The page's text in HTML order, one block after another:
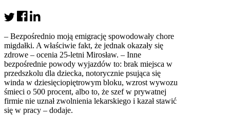
– Bezpośrednio moją emigrację spowodowały chore
migdałki. A właściwie fakt, że jednak okazały się
zdrowe – ocenia 25-letni Mirosław. – Inne
bezpośrednie powody wyjazdów to: brak miejsca w
przedszkolu dla dziecka, notorycznie psująca się
winda w dziesięciopiętrowym bloku, wzrost wywozu
śmieci o 500 procent, albo to, że szef w prywatnej
firmie nie uznał zwolnienia lekarskiego i kazał stawić
się w pracy – dodaje.